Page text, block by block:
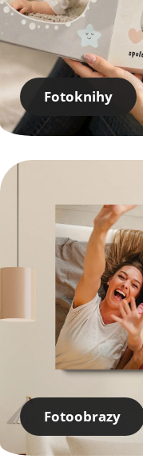
Fotoknihy
Fotoobrazy